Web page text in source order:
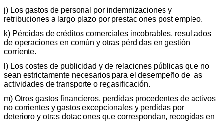
j) Los gastos de personal por indemnizaciones y
retribuciones a largo plazo por prestaciones post empleo.
k) Pérdidas de créditos comerciales incobrables, resultados
de operaciones en común y otras pérdidas en gestión
corriente.
l) Los costes de publicidad y de relaciones públicas que no
sean estrictamente necesarios para el desempeño de las
actividades de transporte o regasificación.
m) Otros gastos financieros, perdidas procedentes de activos
no corrientes y gastos excepcionales y perdidas por
deterioro y otras dotaciones que correspondan, recogidas en